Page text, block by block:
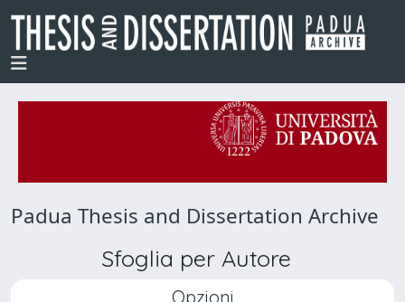
Padua Thesis and Dissertation Archive
Sfoglia per Autore
Opzioni